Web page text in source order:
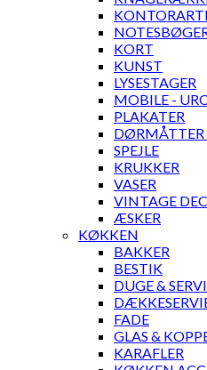
KORT
KUNST
LYSESTAGER
MOBILE -
PLAKATER
DØRMÅTTER
SPEJLE
KRUKKER
VASER
VINTAGE
ÆSKER
KØKKEN
BAKKER
BESTIK
DUGE &
FADE
GLAS &
KARAFLER